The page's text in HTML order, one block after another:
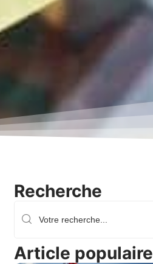
Recherche
Article populaire